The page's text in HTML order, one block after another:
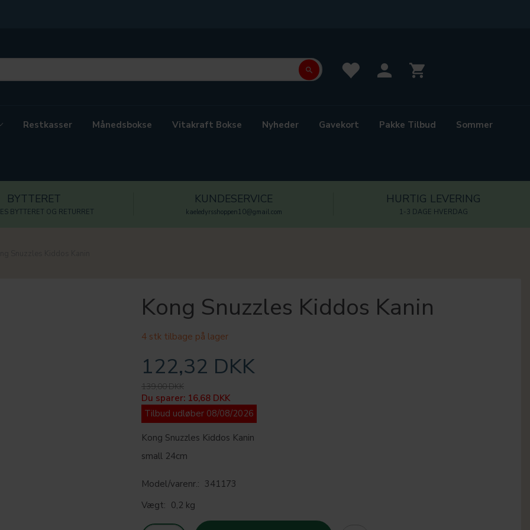
Restkasser Månedsbokse Vitakraft Bokse Nyheder Gavekort Pakke Tilbud Sommer
BYTTERET
BYTTERET OG RETURRET
KUNDESERVICE
kaeledyrsshoppen10@gmail.com
HURTIG LEVERING
1-3 DAGE HVERDAG
Kong Snuzzles Kiddos Kanin
4 stk tilbage på lager
122,32 DKK
139,00 DKK
Du sparer: 16,68 DKK
Tilbud udløber 08/08/2026
Kong Snuzzles Kiddos Kanin
small 24cm
Model/varenr.: 341173
Vægt: 0,2 kg